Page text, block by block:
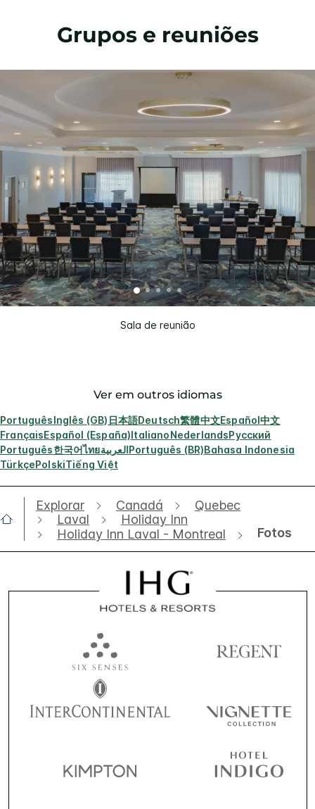
Grupos e reuniões
Sala de reunião
Ver em outros idiomas
PortuguêsInglês (GB) 日本語Deutsch繁體中文Español中文
FrançaisEspañol (España)ItalianoNederlandsРусский
Português한국어ไทยالعربيةPortuguês (BR)Bahasa Indonesia
TürkçePolskiTiếng Việt
Explorar Canadá
Quebec
Laval
Holiday Inn
Holiday Inn Laval - Montreal
Fotos